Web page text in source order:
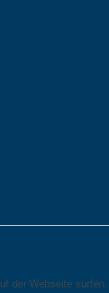
der Webseite surfen,